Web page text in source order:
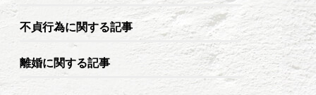
不貞行為に関する記事
離婚に関する記事